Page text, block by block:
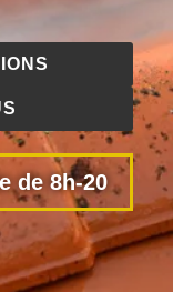
de 8h-20